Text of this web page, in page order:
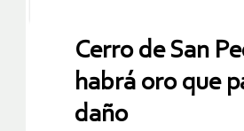
Cerro de San
habrá oro que
daño